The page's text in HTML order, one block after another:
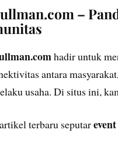
–
hadir untuk
antara masyarakat,
usaha. Di situs ini,
terbaru seputar